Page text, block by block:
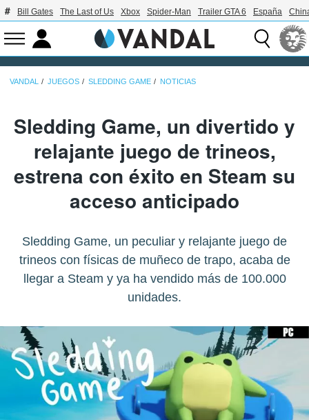
Bill Gates The Last of Us Xbox Spider-Man Trailer GTA 6 España
VANDAL JUEGOS SLEDDING GAME NOTICIAS
Sledding Game, un divertido y
relajante juego de trineos,
estrena con éxito en Steam su
acceso anticipado
Sledding Game, un peculiar y relajante juego de
trineos con físicas de muñeco de trapo, acaba de
llegar a Steam y ya ha vendido más de 100.000
unidades.